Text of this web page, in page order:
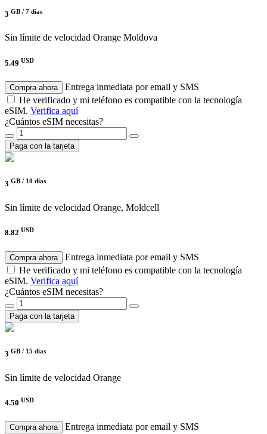
3 GB / 7 días
Sin límite de velocidad Orange Moldova
5.49 USD
Compra ahora
Entrega inmediata por email y SMS
He verificado y mi teléfono es compatible con la tecnología
eSIM. Verifica aquí
¿Cuántos eSIM necesitas?
Paga con la tarjeta
3 GB / 10 días
Sin límite de velocidad Orange, Moldcell
8.82 USD
Compra ahora
Entrega inmediata por email y SMS
He verificado y mi teléfono es compatible con la tecnología
eSIM. Verifica aquí
¿Cuántos eSIM necesitas?
Paga con la tarjeta
3 GB / 15 días
Sin límite de velocidad Orange
4.50 USD
Compra ahora
Entrega inmediata por email y SMS